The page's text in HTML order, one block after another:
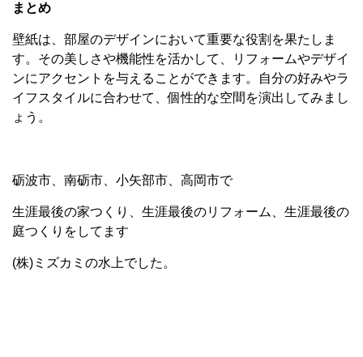
まとめ
壁紙は、部屋のデザインにおいて重要な役割を果たしま
す。その美しさや機能性を活かして、リフォームやデザイ
ンにアクセントを与えることができます。自分の好みやラ
イフスタイルに合わせて、個性的な空間を演出してみまし
ょう。
砺波市、南砺市、小矢部市、高岡市で
生涯最後の家つくり、生涯最後のリフォーム、生涯最後の
庭つくりをしてます
(株)ミズカミの水上でした。